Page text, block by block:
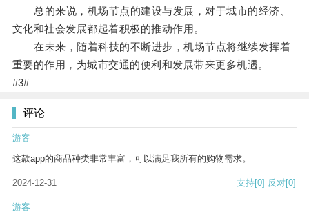
总的来说，机场节点的建设与发展，对于城市的经济、
文化和社会发展都起着积极的推动作用。
在未来，随着科技的不断进步，机场节点将继续发挥着
重要的作用，为城市交通的便利和发展带来更多机遇。
#3#
评论
游客
这款app的商品种类非常丰富，可以满足我所有的购物需求。
2024-12-31 支持[0] 反对[0]
游客